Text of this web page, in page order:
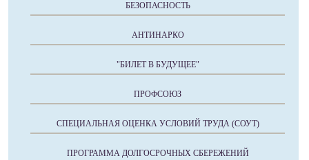
БЕЗОПАСНОСТЬ
АНТИНАРКО
"БИЛЕТ В БУДУЩЕЕ"
ПРОФСОЮЗ
СПЕЦИАЛЬНАЯ ОЦЕНКА УСЛОВИЙ ТРУДА (СОУТ)
ПРОГРАММА ДОЛГОСРОЧНЫХ СБЕРЕЖЕНИЙ